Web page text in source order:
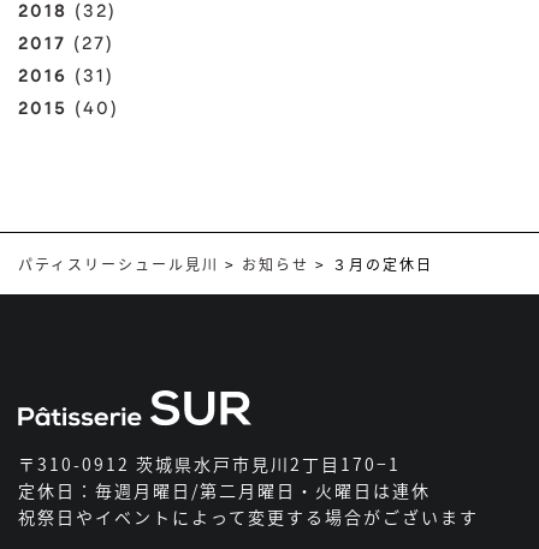
2018 (32)
2017 (27)
2016 (31)
2015 (40)
パティスリーシュール見川 > お知らせ > ３月の定休日
〒310-0912 茨城県水戸市見川2丁目170−1
定休日：毎週月曜日/第二月曜日・火曜日は連休
祝祭日やイベントによって変更する場合がございます